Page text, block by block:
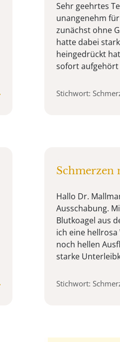
Sehr geehrtes
unangenehm
zunächst ohne
hatte dabei
heingedrückt
sofort aufgehört
Stichwort:
Schmerzen
Hallo Dr.
Ausschabung.
Blutkoagel aus
ich eine
noch hellen
starke
Stichwort: